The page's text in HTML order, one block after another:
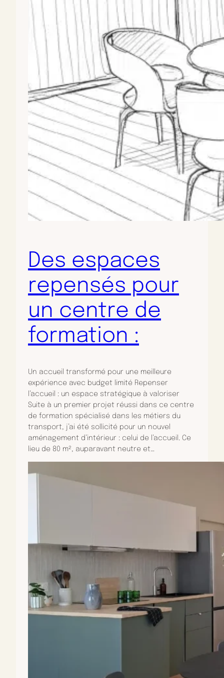
Des espaces
repensés pour
un centre de
formation :
Un accueil transformé pour une meilleure
expérience avec budget limité Repenser
l’accueil : un espace stratégique à valoriser
Suite à un premier projet réussi dans ce centre
de formation spécialisé dans les métiers du
transport, j’ai été sollicité pour un nouvel
aménagement d’intérieur : celui de l’accueil. Ce
lieu de 80 m², auparavant neutre et…